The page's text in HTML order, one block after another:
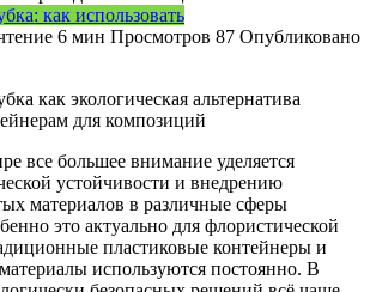
как использовать
6 мин Просмотров 87 Опубликовано
как экологическая альтернатива
для композиций
все большее внимание уделяется
устойчивости и внедрению
материалов в различные сферы
это актуально для флористической
пластиковые контейнеры и
используются постоянно. В